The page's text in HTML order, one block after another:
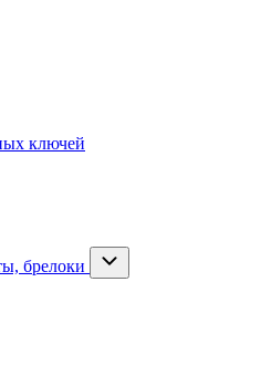
ключей
брелоки